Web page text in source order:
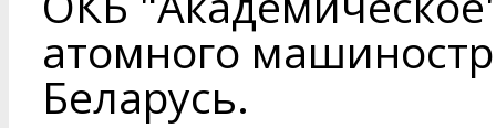
атомного
Беларусь.